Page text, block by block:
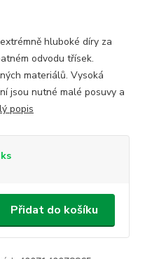
hluboké díry za
odvodu třísek.
materiálů. Vysoká
jsou nutné malé posuvy a
popis
Přidat do košíku